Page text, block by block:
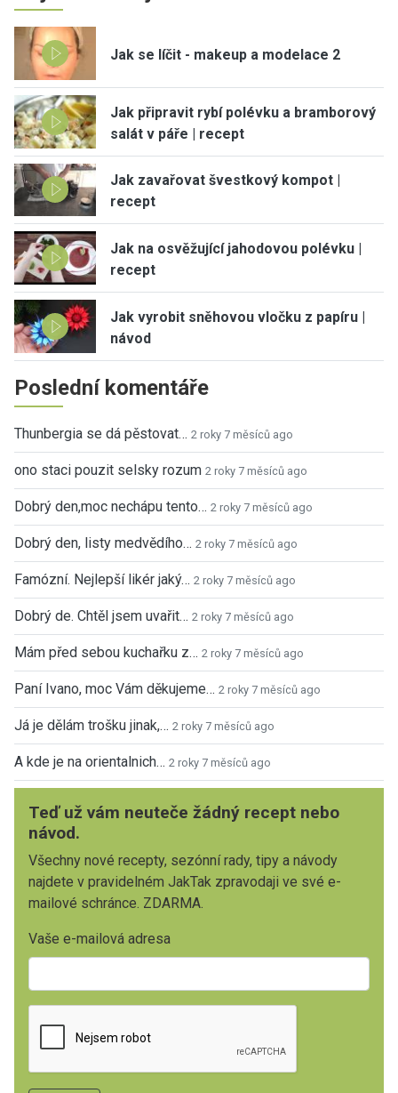
Jak se líčit - makeup a modelace 2
Jak připravit rybí polévku a bramborový
salát v páře | recept
Jak zavařovat švestkový kompot |
recept
Jak na osvěžující jahodovou polévku |
recept
Jak vyrobit sněhovou vločku z papíru |
návod
Poslední komentáře
Thunbergia se dá pěstovat… 2 roky 7 měsíců ago
ono staci pouzit selsky rozum 2 roky 7 měsíců ago
Dobrý den,moc nechápu tento… 2 roky 7 měsíců ago
Dobrý den, listy medvědího… 2 roky 7 měsíců ago
Famózní. Nejlepší likér jaký… 2 roky 7 měsíců ago
Dobrý de. Chtěl jsem uvařit… 2 roky 7 měsíců ago
Mám před sebou kuchařku z… 2 roky 7 měsíců ago
Paní Ivano, moc Vám děkujeme… 2 roky 7 měsíců ago
Já je dělám trošku jinak,… 2 roky 7 měsíců ago
A kde je na orientalnich… 2 roky 7 měsíců ago
Teď už vám neuteče žádný recept nebo
návod.
Všechny nové recepty, sezónní rady, tipy a návody
najdete v pravidelném JakTak zpravodaji ve své e-
mailové schránce. ZDARMA.
Vaše e-mailová adresa